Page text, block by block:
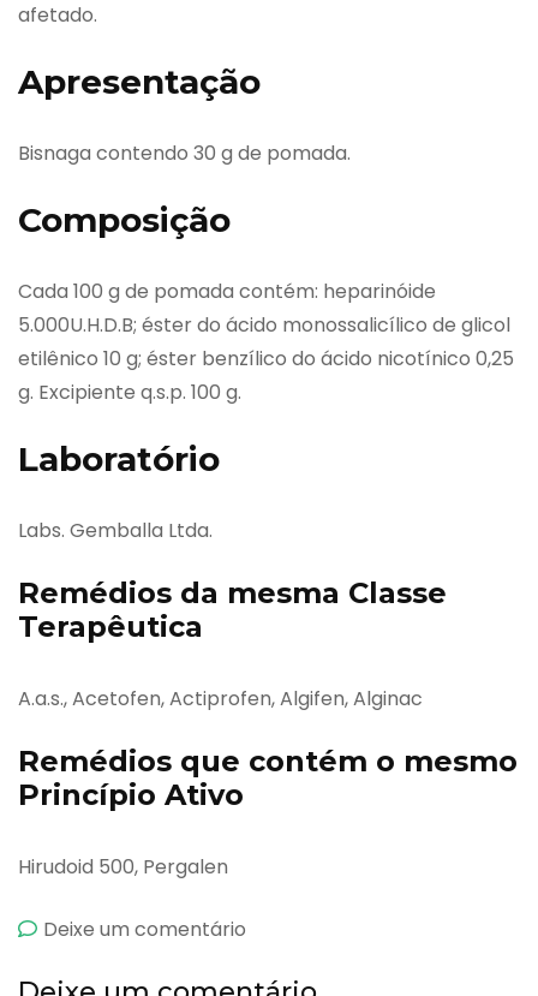
afetado.
Apresentação
Bisnaga contendo 30 g de pomada.
Composição
Cada 100 g de pomada contém: heparinóide
5.000U.H.D.B; éster do ácido monossalicílico de glicol
etilênico 10 g; éster benzílico do ácido nicotínico 0,25
g. Excipiente q.s.p. 100 g.
Laboratório
Labs. Gemballa Ltda.
Remédios da mesma Classe
Terapêutica
A.a.s., Acetofen, Actiprofen, Algifen, Alginac
Remédios que contém o mesmo
Princípio Ativo
Hirudoid 500, Pergalen
Deixe um comentário